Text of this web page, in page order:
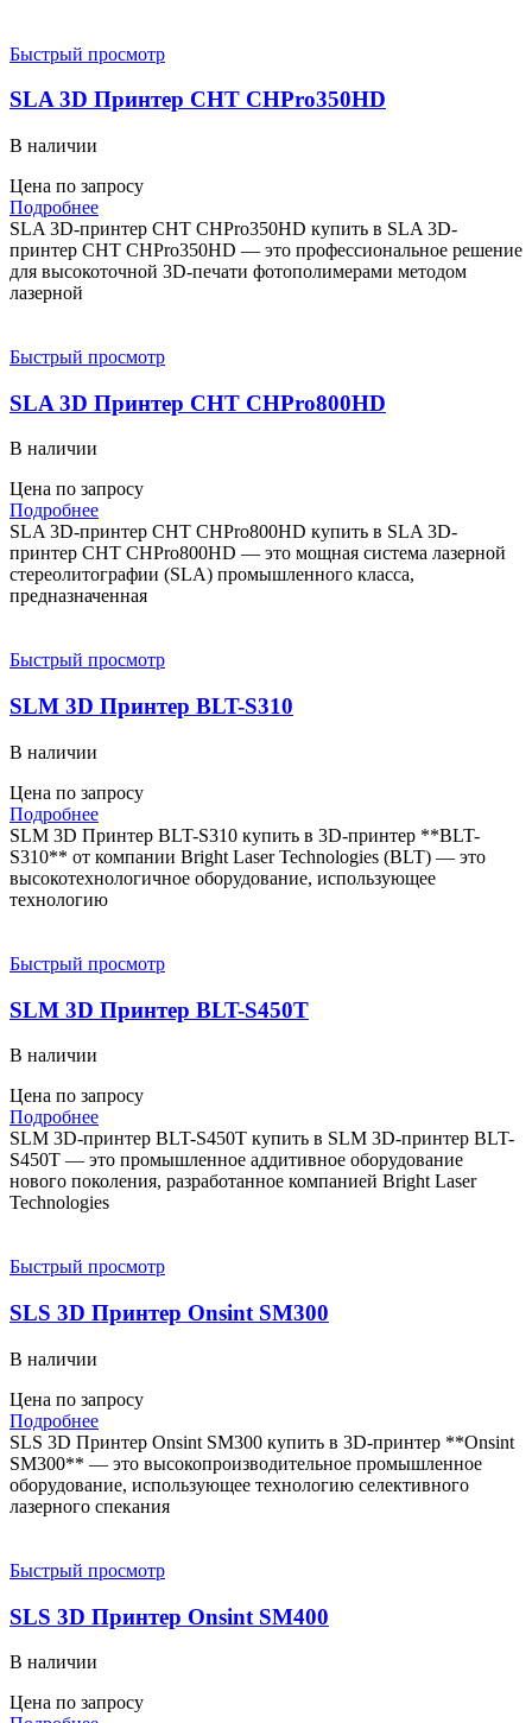
Быстрый просмотр
SLA 3D Принтер CHT CHPro350HD
В наличии
Цена по запросу
Подробнее
SLA 3D-принтер CHT CHPro350HD купить в SLA 3D-
принтер CHT CHPro350HD — это профессиональное решение
для высокоточной 3D-печати фотополимерами методом
лазерной
Быстрый просмотр
SLA 3D Принтер CHT CHPro800HD
В наличии
Цена по запросу
Подробнее
SLA 3D-принтер CHT CHPro800HD купить в SLA 3D-
принтер CHT CHPro800HD — это мощная система лазерной
стереолитографии (SLA) промышленного класса,
предназначенная
Быстрый просмотр
SLM 3D Принтер BLT-S310
В наличии
Цена по запросу
Подробнее
SLM 3D Принтер BLT-S310 купить в 3D-принтер **BLT-
S310** от компании Bright Laser Technologies (BLT) — это
высокотехнологичное оборудование, использующее
технологию
Быстрый просмотр
SLM 3D Принтер BLT-S450T
В наличии
Цена по запросу
Подробнее
SLM 3D-принтер BLT-S450T купить в SLM 3D-принтер BLT-
S450T — это промышленное аддитивное оборудование
нового поколения, разработанное компанией Bright Laser
Technologies
Быстрый просмотр
SLS 3D Принтер Onsint SM300
В наличии
Цена по запросу
Подробнее
SLS 3D Принтер Onsint SM300 купить в 3D-принтер **Onsint
SM300** — это высокопроизводительное промышленное
оборудование, использующее технологию селективного
лазерного спекания
Быстрый просмотр
SLS 3D Принтер Onsint SM400
В наличии
Цена по запросу